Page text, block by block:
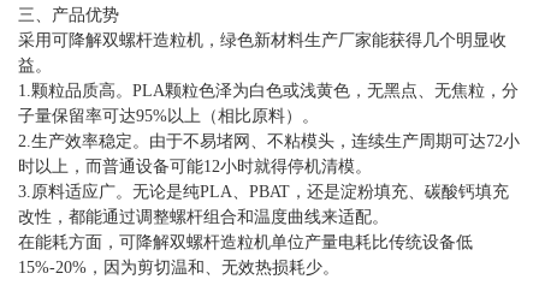
三、产品优势
采用可降解双螺杆造粒机，绿色新材料生产厂家能获得几个明显收
益。
1.颗粒品质高。PLA颗粒色泽为白色或浅黄色，无黑点、无焦粒，分
子量保留率可达95%以上（相比原料）。
2.生产效率稳定。由于不易堵网、不粘模头，连续生产周期可达72小
时以上，而普通设备可能12小时就得停机清模。
3.原料适应广。无论是纯PLA、PBAT，还是淀粉填充、碳酸钙填充
改性，都能通过调整螺杆组合和温度曲线来适配。
在能耗方面，可降解双螺杆造粒机单位产量电耗比传统设备低
15%-20%，因为剪切温和、无效热损耗少。